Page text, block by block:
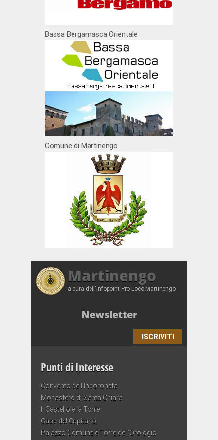
Bassa Bergamasca Orientale
Comune di Martinengo
Martinengo
a cura dell'Infopoint Pro Loco Martinengo
Newsletter
ISCRIVITI
Punti di Interesse
Convento dell’Incoronata
Monastero di Santa Chiara
Il Castello e la Torre
Casa del Capitano
Palazzo Comune e Torre dell’Orologio